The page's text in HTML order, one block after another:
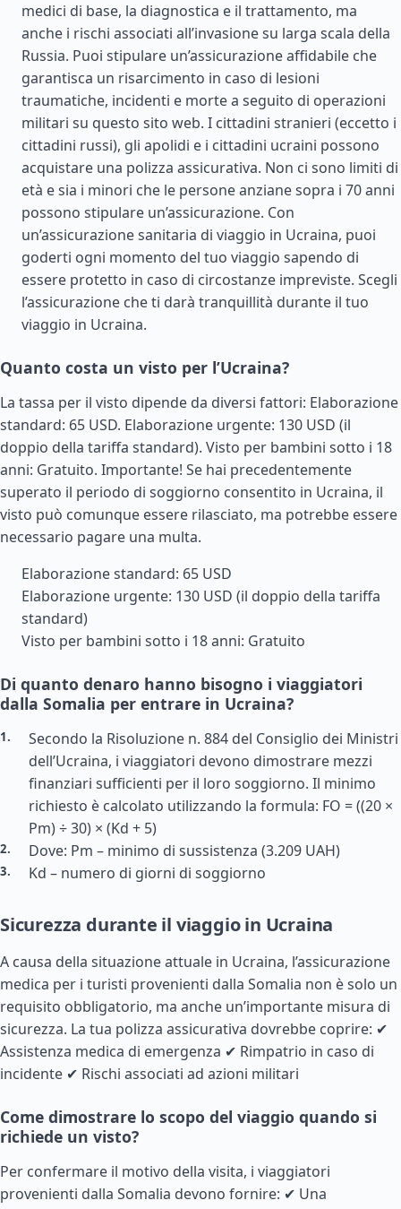
medici di base, la diagnostica e il trattamento, ma
anche i rischi associati all’invasione su larga scala della
Russia. Puoi stipulare un’assicurazione affidabile che
garantisca un risarcimento in caso di lesioni
traumatiche, incidenti e morte a seguito di operazioni
militari su questo sito web. I cittadini stranieri (eccetto i
cittadini russi), gli apolidi e i cittadini ucraini possono
acquistare una polizza assicurativa. Non ci sono limiti di
età e sia i minori che le persone anziane sopra i 70 anni
possono stipulare un’assicurazione. Con
un’assicurazione sanitaria di viaggio in Ucraina, puoi
goderti ogni momento del tuo viaggio sapendo di
essere protetto in caso di circostanze impreviste. Scegli
l’assicurazione che ti darà tranquillità durante il tuo
viaggio in Ucraina.
Quanto costa un visto per l’Ucraina?
La tassa per il visto dipende da diversi fattori: Elaborazione
standard: 65 USD. Elaborazione urgente: 130 USD (il
doppio della tariffa standard). Visto per bambini sotto i 18
anni: Gratuito. Importante! Se hai precedentemente
superato il periodo di soggiorno consentito in Ucraina, il
visto può comunque essere rilasciato, ma potrebbe essere
necessario pagare una multa.
Elaborazione standard: 65 USD
Elaborazione urgente: 130 USD (il doppio della tariffa
standard)
Visto per bambini sotto i 18 anni: Gratuito
Di quanto denaro hanno bisogno i viaggiatori
dalla Somalia per entrare in Ucraina?
Secondo la Risoluzione n. 884 del Consiglio dei Ministri
dell’Ucraina, i viaggiatori devono dimostrare mezzi
finanziari sufficienti per il loro soggiorno. Il minimo
richiesto è calcolato utilizzando la formula: FO = ((20 ×
Pm) ÷ 30) × (Kd + 5)
Dove: Pm – minimo di sussistenza (3.209 UAH)
Kd – numero di giorni di soggiorno
Sicurezza durante il viaggio in Ucraina
A causa della situazione attuale in Ucraina, l’assicurazione
medica per i turisti provenienti dalla Somalia non è solo un
requisito obbligatorio, ma anche un’importante misura di
sicurezza. La tua polizza assicurativa dovrebbe coprire: ✔
Assistenza medica di emergenza ✔ Rimpatrio in caso di
incidente ✔ Rischi associati ad azioni militari
Come dimostrare lo scopo del viaggio quando si
richiede un visto?
Per confermare il motivo della visita, i viaggiatori
provenienti dalla Somalia devono fornire: ✔ Una